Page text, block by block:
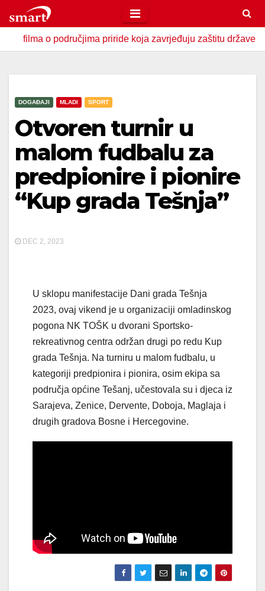
to
content
o područjima priride koja zavrjeđuju zaštitu države U
DOGAĐAJI MLADI SPORT
Otvoren turnir u
malom fudbalu za
predpionire i pionire
“Kup grada Tešnja”
DEC 2, 2023
U sklopu manifestacije Dani grada Tešnja
2023, ovaj vikend je u organizaciji omladinskog
pogona NK TOŠK u dvorani Sportsko-
rekreativnog centra održan drugi po redu Kup
grada Tešnja. Na turniru u malom fudbalu, u
kategoriji predpionira i pionira, osim ekipa sa
područja općine Tešanj, učestovala su i djeca iz
Sarajeva, Zenice, Dervente, Doboja, Maglaja i
drugih gradova Bosne i Hercegovine.